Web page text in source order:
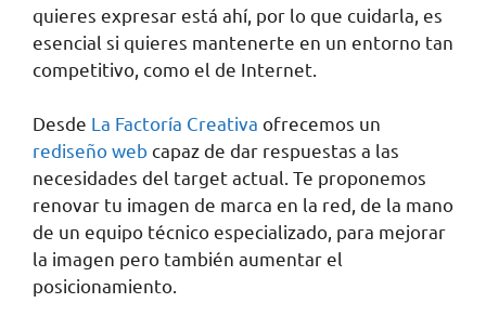
quieres expresar está ahí, por lo que cuidarla, es
esencial si quieres mantenerte en un entorno tan
competitivo, como el de Internet.
Desde La Factoría Creativa ofrecemos un
rediseño webcapaz de dar respuestas a las
necesidades del target actual. Te proponemos
renovar tu imagen de marca en la red, de la mano
de un equipo técnico especializado, para mejorar
la imagen pero también aumentar el
posicionamiento.